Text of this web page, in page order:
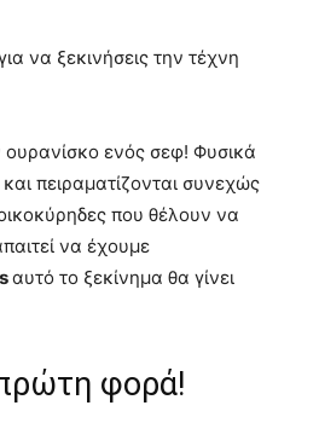
να ξεκινήσεις την τέχνη
ενός σεφ! Φυσικά
πειραματίζονται συνεχώς
που θέλουν να
να έχουμε
αυτό το ξεκίνημα θα γίνει
φορά!